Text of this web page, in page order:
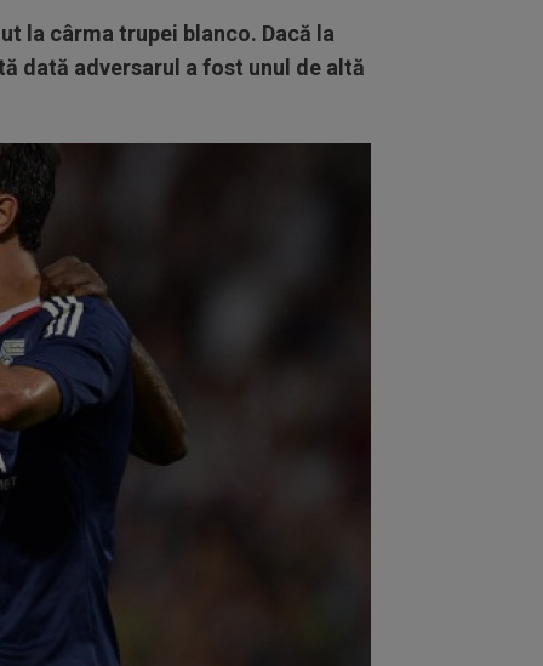
la cârma trupei blanco. Dacă la
dată adversarul a fost unul de altă
Andrei Rațiu, pus ”la zid” în
după Ipswich - Rayo 3-0: ”Călcâiul
Cel mai bogat om din Ucraina i-a
în față unui român: ”Nu vrem să te
Ce se întâmplă cu ultimul jucător
OUT! Jucătorul care a plecat de la
chiar în ziua meciului cu FC